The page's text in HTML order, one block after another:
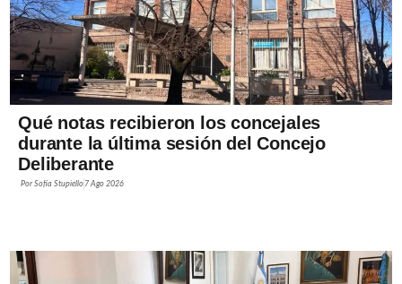
Qué notas recibieron los concejales
durante la última sesión del Concejo
Deliberante
PorSofía Stupiello 7 Ago 2026